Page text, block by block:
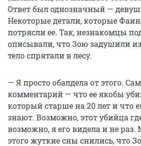
Ответ был однозначный —
Некоторые детали, которые
потрясли ее. Так, незнакомцы
описывали, что Зою задушили
тело спрятали в лесу.
— Я просто обалдела от этого.
комментарий — что ее якобы
который старше на 20 лет и что
знают. Возможно, этот убийца
возможно, я его видела и не раз.
этого жуткие сны снились, что